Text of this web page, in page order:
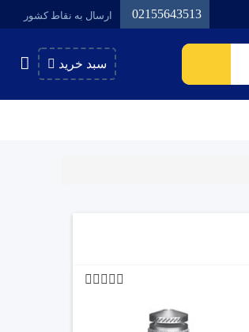
ارسال به نقاط کشور 02155643513
سبد خرید